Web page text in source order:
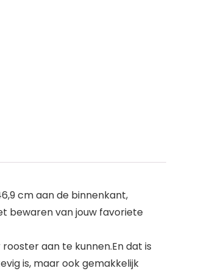
cm aan de binnenkant,
bewaren van jouw favoriete
aan te kunnen.En dat is
is, maar ook gemakkelijk